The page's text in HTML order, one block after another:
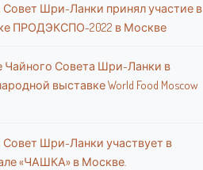
Шри-Ланки принял участие в
ПРОДЭКСПО-2022 в Москве
Чайного Совета Шри-Ланки в
выставке World Food Moscow
Шри-Ланки участвует в
«ЧАШКА» в Москве.